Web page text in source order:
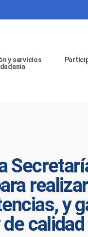
y servicios
y
calidad